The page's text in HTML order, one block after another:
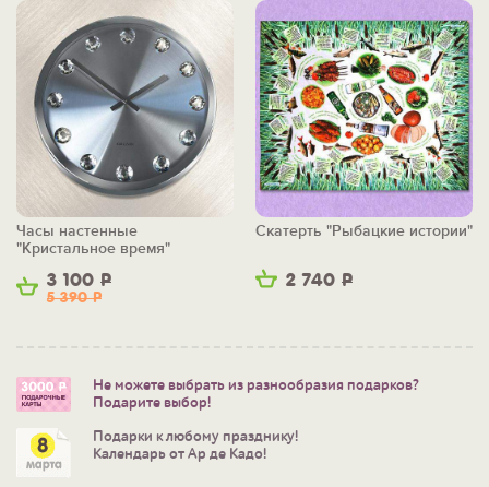
3 100 Р
5 390Р
Часы настенные
"Кристальное время"
2 740 Р
Скатерть "Рыбацкие истории"
Не можете выбрать из разнообразия подарков?
Подарите выбор!
Подарки к любому празднику!
Календарь от Ар де Кадо!